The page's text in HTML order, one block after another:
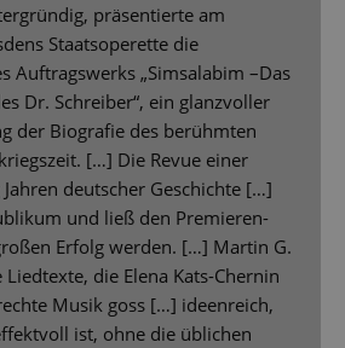
präsentierte am
Staatsoperette die
Auftragswerks „Simsalabim –Das
Dr. Schreiber“, ein glanzvoller
der Biografie des berühmten
[…] Die Revue einer
deutscher Geschichte […]
und ließ den Premieren-
Erfolg werden. […] Martin G.
die Elena Kats-Chernin
Musik goss […] ideenreich,
ist, ohne die üblichen